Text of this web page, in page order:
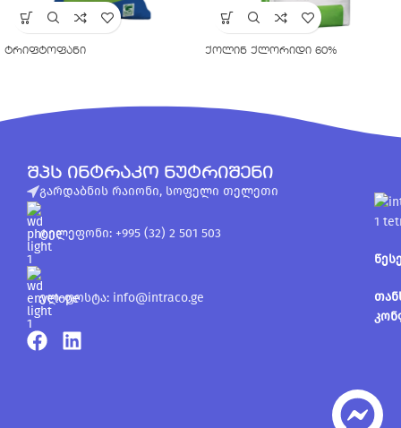
ტრიფტოფანი ქოლინ ქლორიდი 60%
შპს ინტრაკო ნუტრიშენი
გარდაბნის რაიონი, სოფელი თელეთი
ტელეფონი: +995 (32) 2 501 503
ელ-ფოსტა: info@intraco.ge